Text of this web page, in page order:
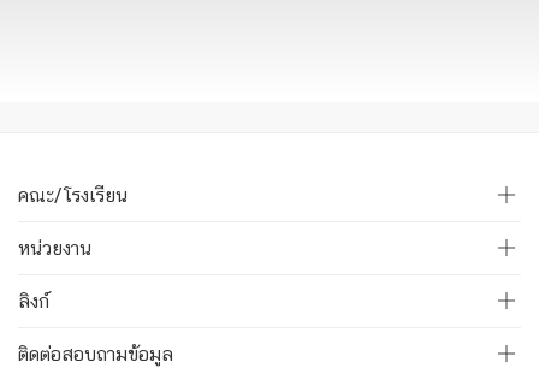
คณะ/โรงเรียน
หน่วยงาน
ลิงก์
ติดต่อสอบถามข้อมูล